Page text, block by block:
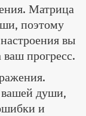
Матрица
поэтому
вы
прогресс.
вашей души,
и